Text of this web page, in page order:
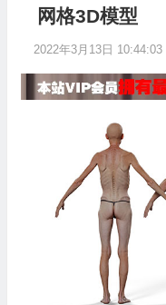
网格3D模型
2022年3月13日 10:44:03